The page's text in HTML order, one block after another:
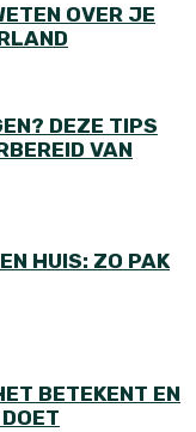
OVER JE
DEZE TIPS
VAN
HUIS: ZO PAK
BETEKENT EN